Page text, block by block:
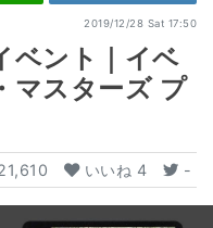
2019/12/28 Sat 17:50
ベント｜イベ
マスターズ プ
いいね 4 -